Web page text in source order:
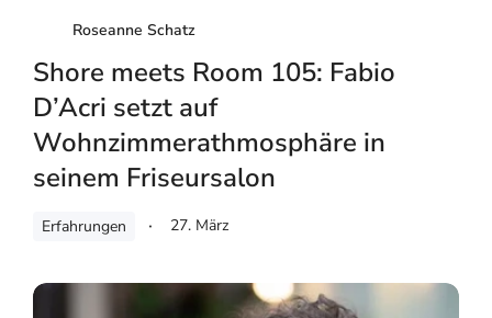
Roseanne Schatz
Shore meets Room 105: Fabio
D’Acri setzt auf
Wohnzimmerathmosphäre in
seinem Friseursalon
Erfahrungen 27. März